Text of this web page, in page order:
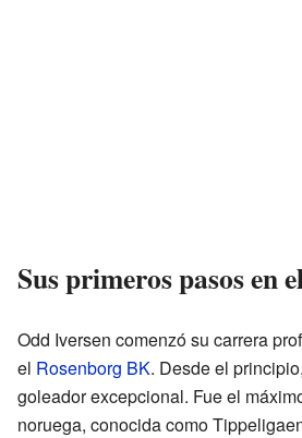
Sus primeros pasos en
Odd Iversen comenzó su carrera
el Rosenborg BK. Desde el
goleador excepcional. Fue el
noruega, conocida como